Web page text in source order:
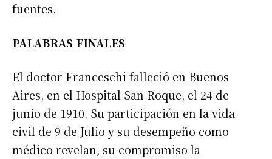
fuentes.
PALABRAS FINALES
El doctor Franceschi falleció en Buenos
Aires, en el Hospital San Roque, el 24 de
junio de 1910. Su participación en la vida
civil de 9 de Julio y su desempeño como
médico revelan, su compromiso la